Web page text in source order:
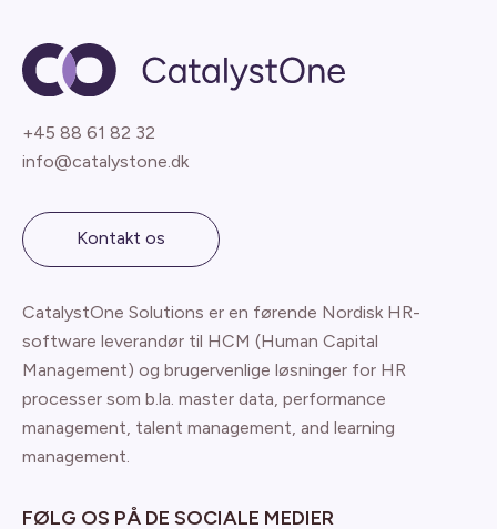
+45 88 61 82 32
info@catalystone.dk
Kontakt os
CatalystOne Solutions er en førende Nordisk HR-
software leverandør til HCM (Human Capital
Management) og brugervenlige løsninger for HR
processer som b.la. master data, performance
management, talent management, and learning
management.
FØLG OS PÅ DE SOCIALE MEDIER